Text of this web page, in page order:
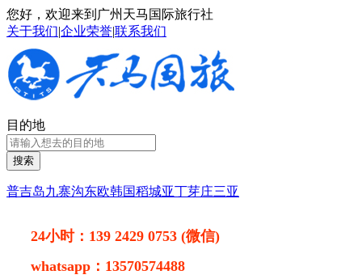
您好，欢迎来到广州天马国际旅行社
关于我们|企业荣誉|联系我们
目的地
搜索
普吉岛九寨沟东欧韩国稻城亚丁芽庄三亚
24小时： 139 2429 0753 (微信)
whatsapp： 13570574488